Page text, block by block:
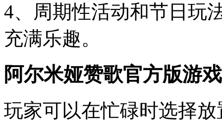
4、周期性活动和节日玩
充满乐趣。
阿尔米娅赞歌官方版游
玩家可以在忙碌时选择